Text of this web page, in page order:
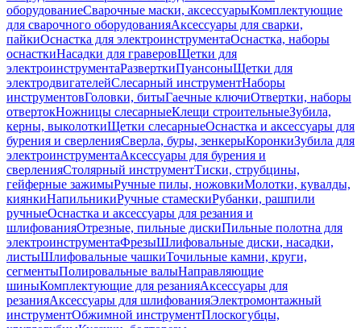
оборудованиеСварочные маски, аксессуарыКомплектующие
для сварочного оборудованияАксессуары для сварки,
пайкиОснастка для электроинструментаОснастка, наборы
оснасткиНасадки для граверовЩетки для
электроинструментаРазверткиПуансоныЩетки для
электродвигателейСлесарный инструментНаборы
инструментовГоловки, битыГаечные ключиОтвертки, наборы
отвертокНожницы слесарныеКлещи строительныеЗубила,
керны, выколоткиЩетки слесарныеОснастка и аксессуары для
бурения и сверленияСверла, буры, зенкерыКоронкиЗубила для
электроинструментаАксессуары для бурения и
сверленияСтолярный инструментТиски, струбцины,
гейферные зажимыРучные пилы, ножовкиМолотки, кувалды,
киянкиНапильникиРучные стамескиРубанки, рашпили
ручныеОснастка и аксессуары для резания и
шлифованияОтрезные, пильные дискиПильные полотна для
электроинструментаФрезыШлифовальные диски, насадки,
листыШлифовальные чашкиТочильные камни, круги,
сегментыПолировальные валыНаправляющие
шиныКомплектующие для резанияАксессуары для
резанияАксессуары для шлифованияЭлектромонтажный
инструментОбжимной инструментПлоскогубцы,